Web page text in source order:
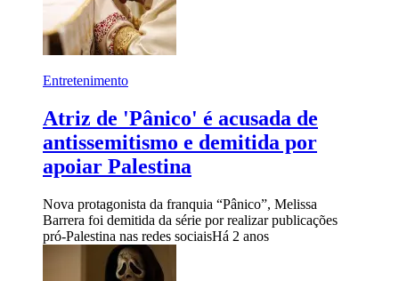
Entretenimento
Atriz de 'Pânico' é acusada de
antissemitismo e demitida por
apoiar Palestina
Nova protagonista da franquia “Pânico”, Melissa
Barrera foi demitida da série por realizar publicações
pró-Palestina nas redes sociaisHá 2 anos